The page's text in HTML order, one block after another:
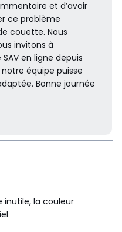
et d’avoir
ce problème
couette. Nous
invitons à
en ligne depuis
équipe puisse
Bonne journée
inutile, la couleur